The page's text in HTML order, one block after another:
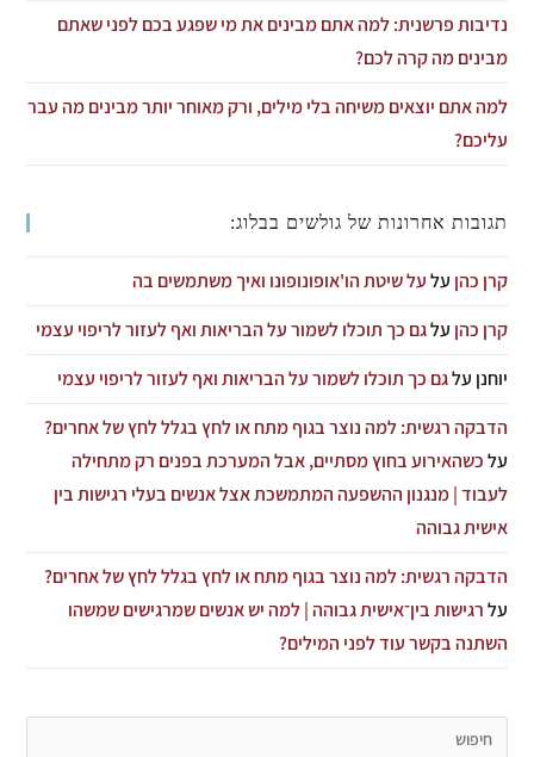
נדיבות פרשנית: למה אתם מבינים את מי שפגע בכם לפני שאתם
מבינים מה קרה לכם?
למה אתם יוצאים משיחה בלי מילים, ורק מאוחר יותר מבינים מה עבר
עליכם?
תגובות אחרונות של גולשים בבלוג:
קרן כהן עלעל שיטת הו'אופונופונו ואיך משתמשים בה
קרן כהן עלגם כך תוכלו לשמור על הבריאות ואף לעזור לריפוי עצמי
יוחנן עלגם כך תוכלו לשמור על הבריאות ואף לעזור לריפוי עצמי
הדבקה רגשית: למה נוצר בגוף מתח או לחץ בגלל לחץ של אחרים?
עלכשהאירוע בחוץ מסתיים, אבל המערכת בפנים רק מתחילה
לעבוד | מנגנון ההשפעה המתמשכת אצל אנשים בעלי רגישות בין
אישית גבוהה
הדבקה רגשית: למה נוצר בגוף מתח או לחץ בגלל לחץ של אחרים?
עלרגישות בין־אישית גבוהה | למה יש אנשים שמרגישים שמשהו
השתנה בקשר עוד לפני המילים?